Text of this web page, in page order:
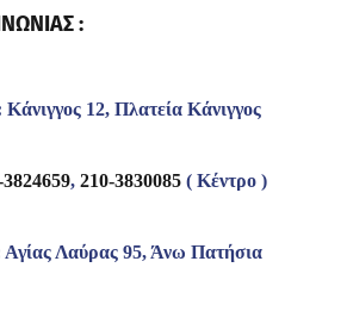
:
12, Πλατεία Κάνιγγος
, 210-3830085 ( Κέντρο )
Αγίας Λαύρας 95, Άνω Πατήσια